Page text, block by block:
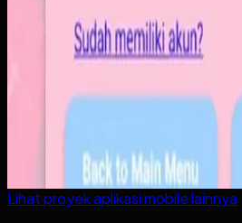
Lihat proyekaplikasi mobilelainnya